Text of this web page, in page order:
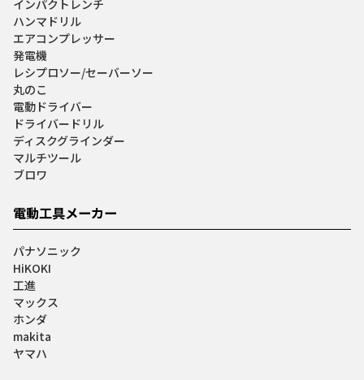
インパクトレンチ
ハンマドリル
エアコンプレッサー
発電機
レシプロソー/セーバーソー
丸のこ
電動ドライバー
ドライバードリル
ディスクグラインダー
マルチツール
ブロワ
電動工具メーカー
パナソニック
HiKOKI
工進
マックス
ホンダ
makita
ヤマハ